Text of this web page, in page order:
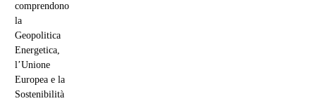
comprendono
la
Geopolitica
Energetica,
l’Unione
Europea e la
Sostenibilità